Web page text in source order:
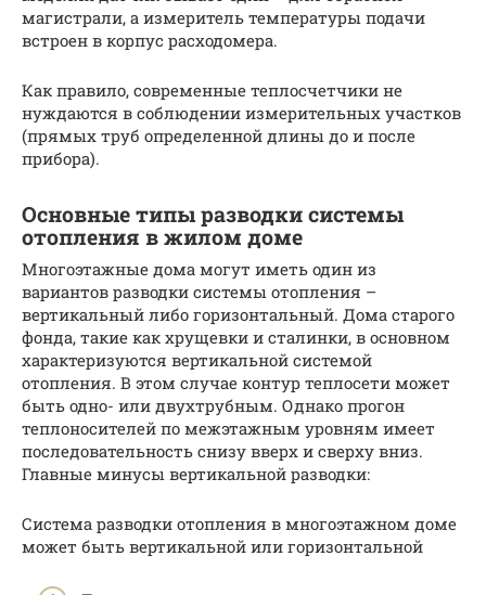
магистрали, а измеритель температуры подачи
встроен в корпус расходомера.
Как правило, современные теплосчетчики не
нуждаются в соблюдении измерительных участков
(прямых труб определенной длины до и после
прибора).
Основные типы разводки системы
отопления в жилом доме
Многоэтажные дома могут иметь один из
вариантов разводки системы отопления –
вертикальный либо горизонтальный. Дома старого
фонда, такие как хрущевки и сталинки, в основном
характеризуются вертикальной системой
отопления. В этом случае контур теплосети может
быть одно- или двухтрубным. Однако прогон
теплоносителей по межэтажным уровням имеет
последовательность снизу вверх и сверху вниз.
Главные минусы вертикальной разводки:
Система разводки отопления в многоэтажном доме
может быть вертикальной или горизонтальной